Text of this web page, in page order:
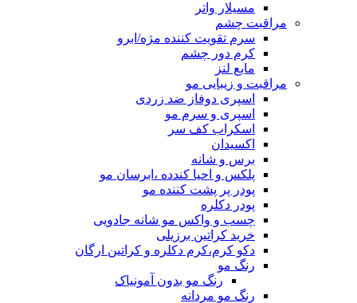
مسیلار واتر
مراقبت چشم
سرم تقویت کننده مژه/ابرو
کرم دور چشم
مایع لنز
مراقبت و زیبایی مو
اسپری دوفاز ضد زردی
اسپری و سرم مو
اسکراب کف سر
اکسیدان
برس و شانه
پلکس و احیا کندده ،ابرسان مو
پودر پر پشت کننده مو
پودر دکلره
چسب و واکس مو شانه جادویی
خرید کراتین برزیلی
دکو کرم،کرم دکلره و کراتین ارگان
رنگ مو
رنگ مو بدون آمونیاک
رنگ مو مردانه